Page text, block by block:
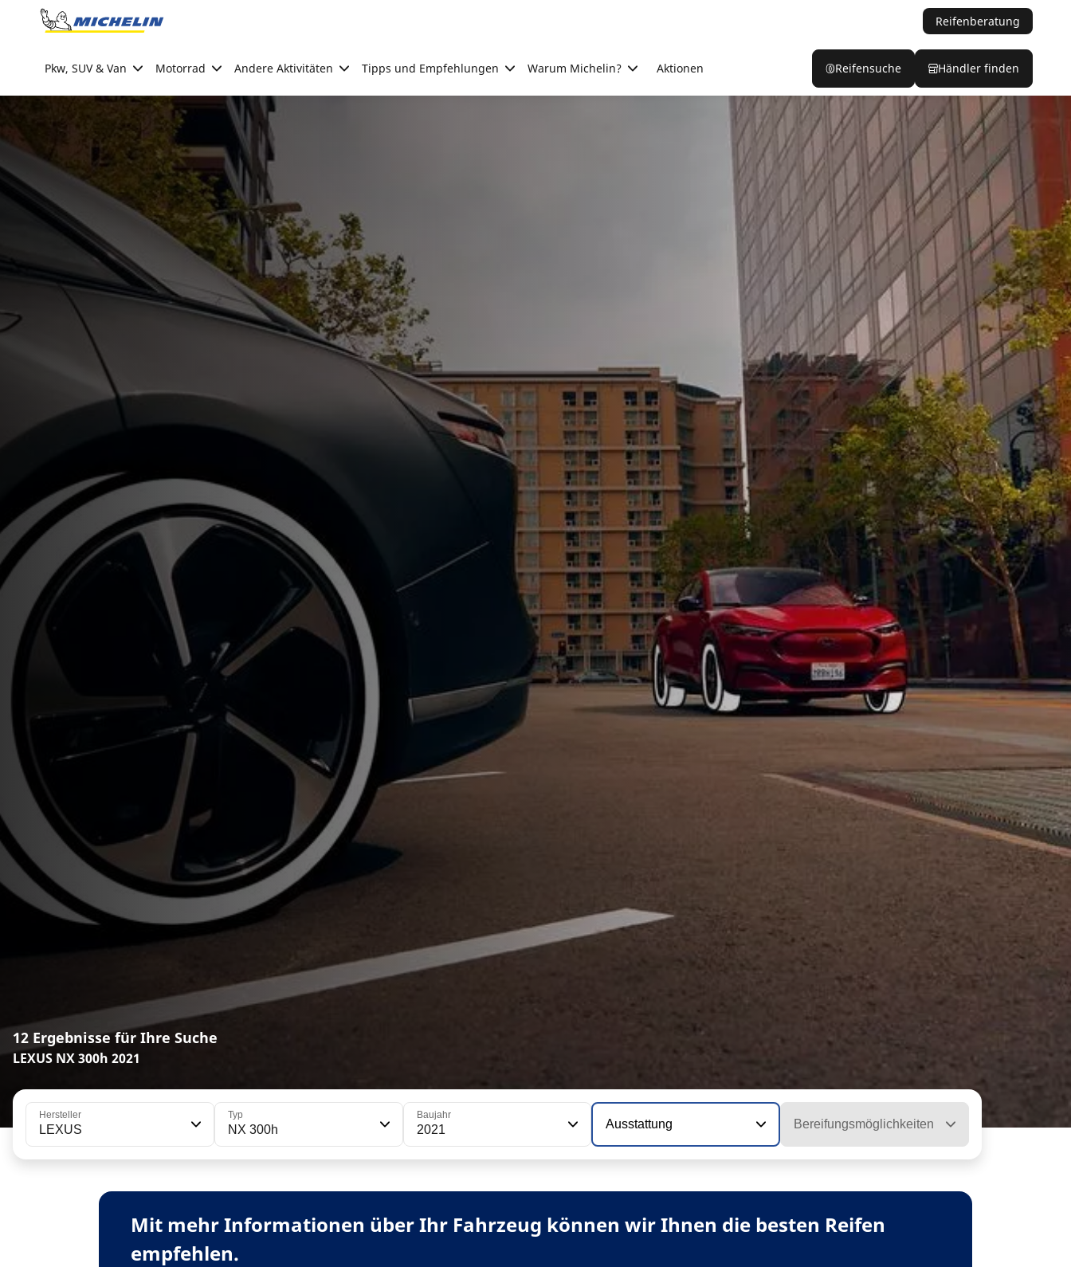
Go to page content
Reifenberatung
Pkw, SUV & Van Motorrad Andere Aktivitäten Tipps und Empfehlungen Warum Michelin? Aktionen Reifensuche Händler finden
12 Ergebnisse für Ihre Suche
LEXUS NX 300h 2021
Hersteller
LEXUS
Typ
NX 300h
Baujahr
2021 Ausstattung Bereifungsmöglichkeiten
Mit mehr Informationen über Ihr Fahrzeug können wir Ihnen die besten Reifen
empfehlen.